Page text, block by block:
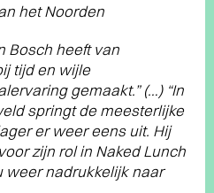
het Noorden
Bosch heeft van
tijd en wijle
gemaakt.” (…) “In
springt de meesterlijke
er weer eens uit. Hij
zijn rol in Naked Lunch
weer nadrukkelijk naar